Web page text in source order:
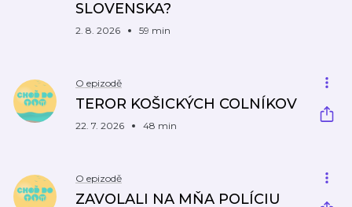
SLOVENSKA?
2. 8. 2026 59 min
O epizodě
TEROR KOŠICKÝCH COLNÍKOV
22. 7. 2026 48 min
O epizodě
ZAVOLALI NA MŇA POLÍCIU